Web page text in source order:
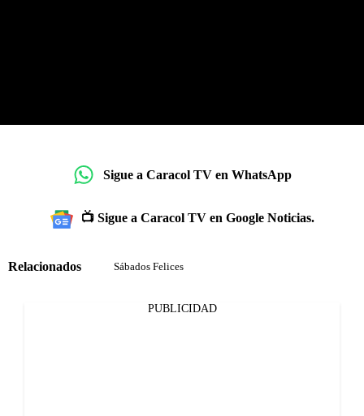
Sigue a Caracol TV en WhatsApp
📺 Sigue a Caracol TV en Google Noticias.
Relacionados Sábados Felices
PUBLICIDAD